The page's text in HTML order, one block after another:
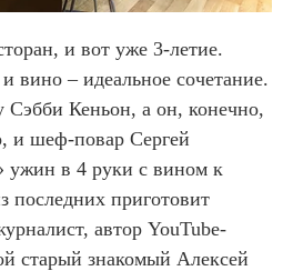
и вот уже 3-летие.
вино – идеальное сочетание.
Кеньон, а он, конечно,
и шеф-повар Сергей
ужин в 4 руки с вином к
последних приготовит
автор YouTube-
старый знакомый Алексей